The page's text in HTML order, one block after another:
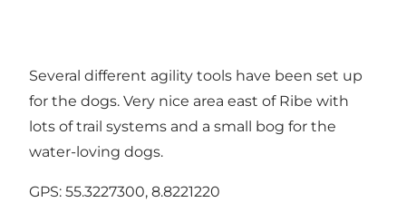
Several different agility tools have been set up
for the dogs. Very nice area east of Ribe with
lots of trail systems and a small bog for the
water-loving dogs.
GPS: 55.3227300, 8.8221220